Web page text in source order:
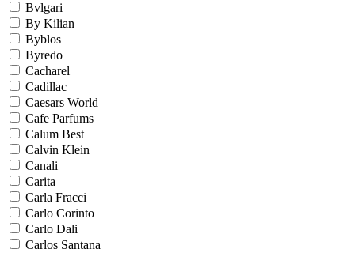
Bvlgari
By Kilian
Byblos
Byredo
Cacharel
Cadillac
Caesars World
Cafe Parfums
Calum Best
Calvin Klein
Canali
Carita
Carla Fracci
Carlo Corinto
Carlo Dali
Carlos Santana